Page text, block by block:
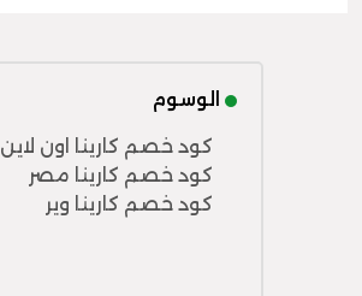
الوسوم
كود خصم كارينا اون لاين
كود خصم كارينا مصر
كود خصم كارينا وير